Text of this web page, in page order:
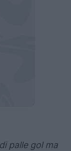
palle gol ma